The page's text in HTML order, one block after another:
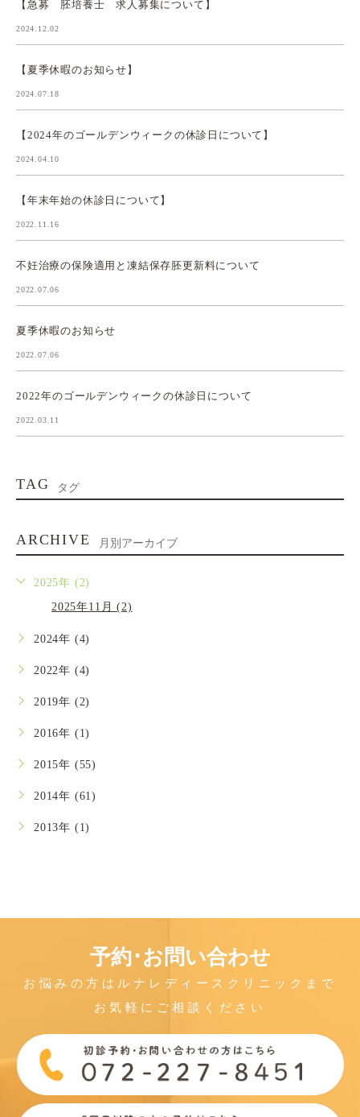
【急募 胚培養士 求人募集について】
2024.12.02
【夏季休暇のお知らせ】
2024.07.18
【2024年のゴールデンウィークの休診日について】
2024.04.10
【年末年始の休診日について】
2022.11.16
不妊治療の保険適用と凍結保存胚更新料について
2022.07.06
夏季休暇のお知らせ
2022.07.06
2022年のゴールデンウィークの休診日について
2022.03.11
TAG タグ
ARCHIVE 月別アーカイブ
2025年 (2)
2025年11月 (2)
2024年 (4)
2022年 (4)
2019年 (2)
2016年 (1)
2015年 (55)
2014年 (61)
2013年 (1)
予約･お問い合わせ
お悩みの方はルナレディースクリニックまで
お気軽にご相談ください